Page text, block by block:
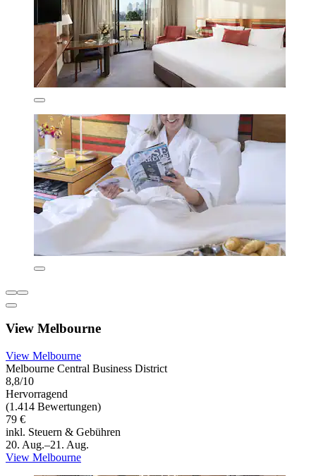
View Melbourne
View Melbourne
Melbourne Central Business District
8,8/10
Hervorragend
(1.414 Bewertungen)
79 €
inkl. Steuern & Gebühren
20. Aug.–21. Aug.
View Melbourne